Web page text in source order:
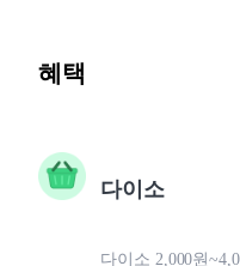
혜택
다이소
다이소 2,000원